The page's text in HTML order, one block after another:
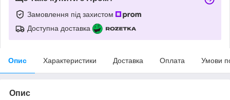
Замовлення під захистом
Доступна доставка
Опис Характеристики Доставка Оплата Умови
Опис